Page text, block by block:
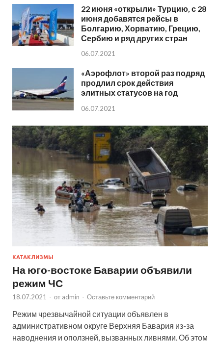
22 июня «открыли» Турцию, с 28
июня добавятся рейсы в
Болгарию, Хорватию, Грецию,
Сербию и ряд других стран
06.07.2021
«Аэрофлот» второй раз подряд
продлил срок действия
элитных статусов на год
06.07.2021
КАТАКЛИЗМЫ
На юго-востоке Баварии объявили
режим ЧС
18.07.2021 - от admin - Оставьте комментарий
Режим чрезвычайной ситуации объявлен в
административном округе Верхняя Бавария из-за
наводнения и оползней, вызванных ливнями. Об этом